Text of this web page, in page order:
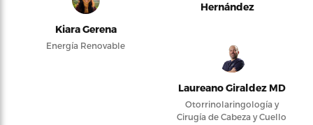
Kiara Gerena
Energía Renovable
Hernández
Laureano Giraldez MD
Otorrinolaringología y
Cirugía de Cabeza y Cuello